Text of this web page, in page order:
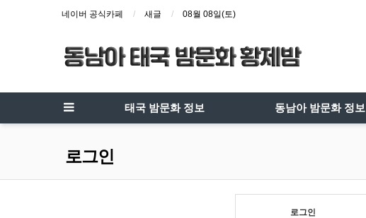
네이버 공식카페 새글 08월 08일(토)
태국 밤문화 정보 동남아 밤문화 정보
로그인
로그인